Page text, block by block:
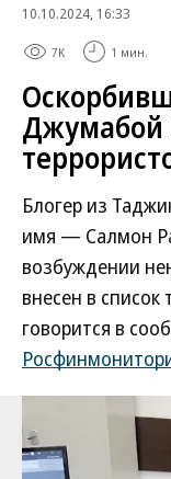
10.10.2024, 16:33
7K 1 мин.
Джумабой
Блогер из
имя — Салмон
возбуждении
внесен в список
говорится в